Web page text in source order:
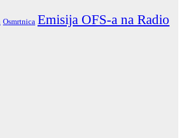
Osmrtnica Emisija OFS-a na Radio